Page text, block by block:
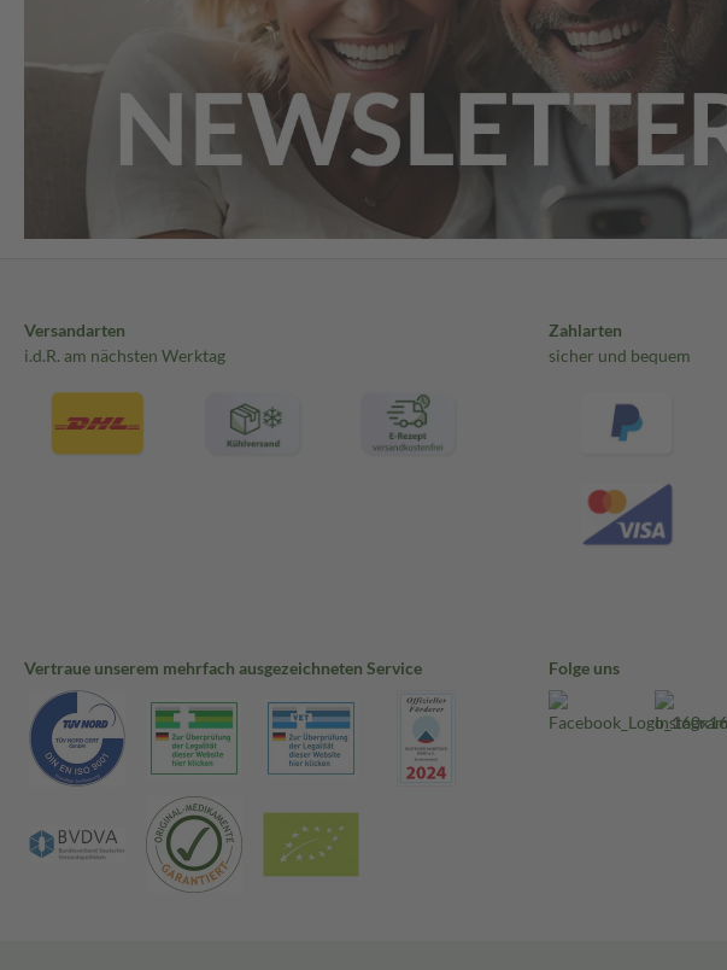
Versandarten
i.d.R. am nächsten Werktag
Zahlarten
sicher und bequem
Vertraue unserem mehrfach ausgezeichneten Service Folge uns